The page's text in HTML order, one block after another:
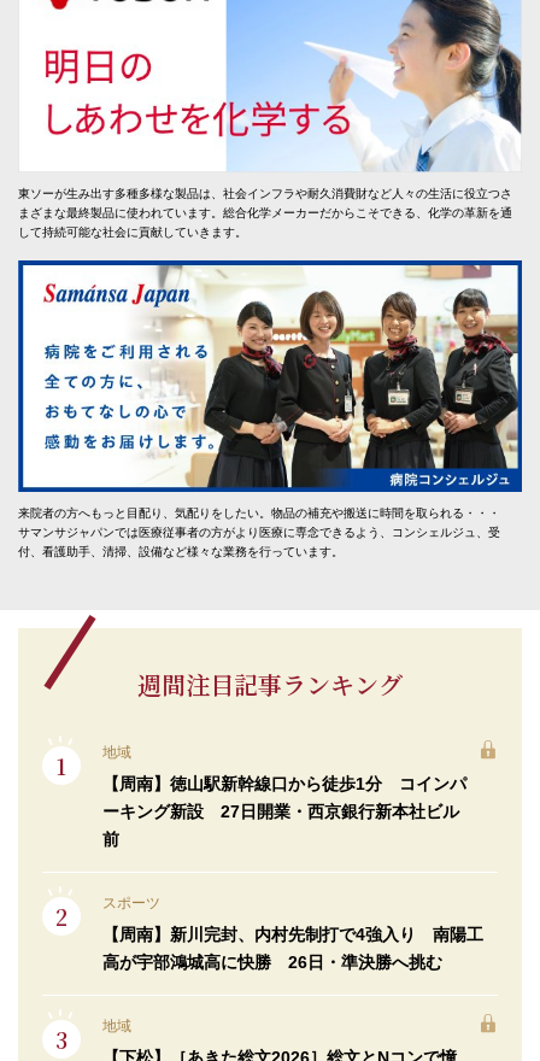
東ソーが生み出す多種多様な製品は、社会インフラや耐久消費財など人々の生活に役立つさ
まざまな最終製品に使われています。総合化学メーカーだからこそできる、化学の革新を通
して持続可能な社会に貢献していきます。
来院者の方へもっと目配り、気配りをしたい。物品の補充や搬送に時間を取られる・・・
サマンサジャパンでは医療従事者の方がより医療に専念できるよう、コンシェルジュ、受
付、看護助手、清掃、設備など様々な業務を行っています。
週間注目記事ランキング
地域
【周南】徳山駅新幹線口から徒歩1分 コインパ
ーキング新設 27日開業・西京銀行新本社ビル
前
スポーツ
【周南】新川完封、内村先制打で4強入り 南陽工
高が宇部鴻城高に快勝 26日・準決勝へ挑む
地域